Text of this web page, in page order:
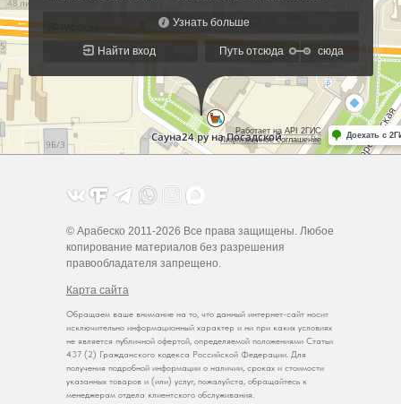
© Арабеско 2011-2026 Все права защищены. Любое
копирование материалов без разрешения
правообладателя запрещено.
Карта сайта
Обращаем ваше внимание на то, что данный интернет-сайт носит
исключительно информационный характер и ни при каких условиях
не является публичной офертой, определяемой положениями Статьи
437 (2) Гражданского кодекса Российской Федерации. Для
получения подробной информации о наличии, сроках и стоимости
указанных товаров и (или) услуг, пожалуйста, обращайтесь к
менеджерам отдела клиентского обслуживания.